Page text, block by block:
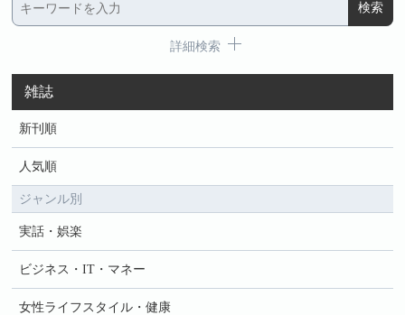
詳細検索
雑誌
新刊順
人気順
ジャンル別
実話・娯楽
ビジネス・IT・マネー
女性ライフスタイル・健康